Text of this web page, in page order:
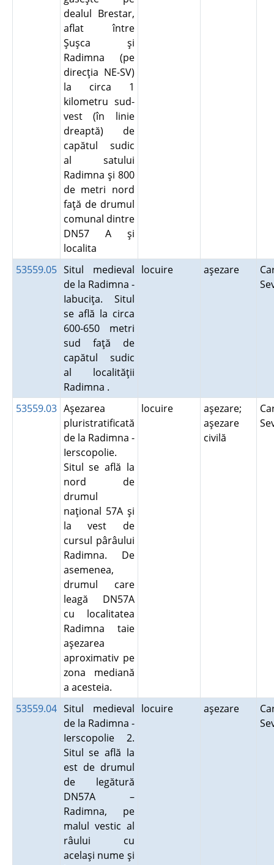
dealul Brestar,
aflat între
Şuşca şi
Radimna (pe
direcţia NE-SV)
la circa 1
kilometru sud-
vest (în linie
dreaptă) de
capătul sudic
al satului
Radimna şi 800
de metri nord
faţă de drumul
comunal dintre
DN57 A şi
localita
53559.05 Situl medieval
de la Radimna -
Iabuciţa. Situl
se află la circa
600-650 metri
sud faţă de
capătul sudic
al localităţii
Radimna .
locuire aşezare
53559.03 Aşezarea
pluristratificată
de la Radimna -
Ierscopolie.
Situl se află la
nord de
drumul
naţional 57A şi
la vest de
cursul pârâului
Radimna. De
asemenea,
drumul care
leagă DN57A
cu localitatea
Radimna taie
aşezarea
aproximativ pe
zona mediană
a acesteia.
locuire
aşezare;
aşezare
civilă
53559.04 Situl medieval
de la Radimna -
Ierscopolie 2.
Situl se află la
est de drumul
de legătură
DN57A –
Radimna, pe
malul vestic al
râului cu
acelaşi nume şi
locuire aşezare